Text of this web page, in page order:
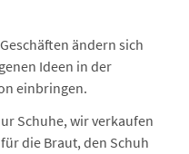
ändern sich
Ideen in der
einbringen.
Schuhe, wir verkaufen
die Braut, den Schuh